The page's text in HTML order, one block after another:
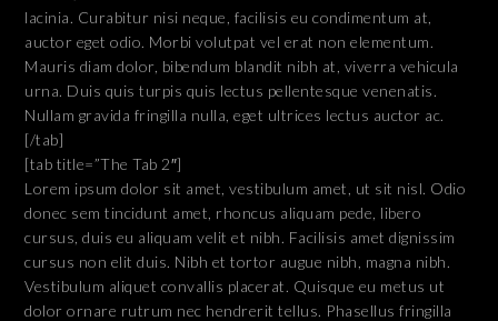
lacinia. Curabitur nisi neque, facilisis eu condimentum at,
auctor eget odio. Morbi volutpat vel erat non elementum.
Mauris diam dolor, bibendum blandit nibh at, viverra vehicula
urna. Duis quis turpis quis lectus pellentesque venenatis.
Nullam gravida fringilla nulla, eget ultrices lectus auctor ac.
[/tab]
[tab title=”The Tab 2″]
Lorem ipsum dolor sit amet, vestibulum amet, ut sit nisl. Odio
donec sem tincidunt amet, rhoncus aliquam pede, libero
cursus, duis eu aliquam velit et nibh. Facilisis amet dignissim
cursus non elit duis. Nibh et tortor augue nibh, magna nibh.
Vestibulum aliquet convallis placerat. Quisque eu metus ut
dolor ornare rutrum nec hendrerit tellus. Phasellus fringilla